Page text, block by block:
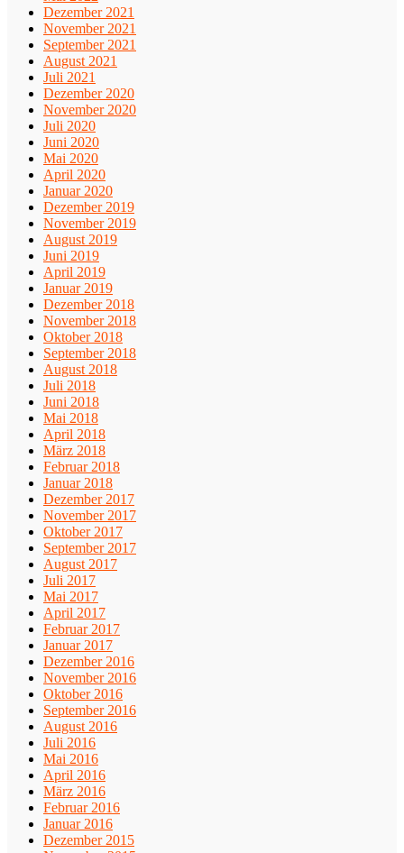
Dezember 2021
November 2021
September 2021
August 2021
Juli 2021
Dezember 2020
November 2020
Juli 2020
Juni 2020
Mai 2020
April 2020
Januar 2020
Dezember 2019
November 2019
August 2019
Juni 2019
April 2019
Januar 2019
Dezember 2018
November 2018
Oktober 2018
September 2018
August 2018
Juli 2018
Juni 2018
Mai 2018
April 2018
März 2018
Februar 2018
Januar 2018
Dezember 2017
November 2017
Oktober 2017
September 2017
August 2017
Juli 2017
Mai 2017
April 2017
Februar 2017
Januar 2017
Dezember 2016
November 2016
Oktober 2016
September 2016
August 2016
Juli 2016
Mai 2016
April 2016
März 2016
Februar 2016
Januar 2016
Dezember 2015